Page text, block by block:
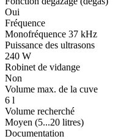
Oui
Fréquence
Monofréquence 37 kHz
Puissance des ultrasons
240 W
Robinet de vidange
Non
Volume max. de la cuve
6 l
Volume recherché
Moyen (5...20 litres)
Documentation